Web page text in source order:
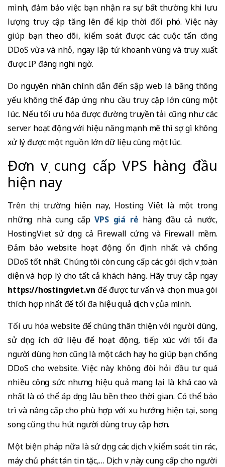
mình, đảm bảo việc bạn nhận ra sự bất thường khi lưu
lượng truy cập tăng lên để kịp thời đối phó. Việc này
giúp bạn theo dõi, kiểm soát được các cuộc tấn công
DDoS vừa và nhỏ, ngay lập tứ khoanh vùng và truy xuất
được IP đáng nghi ngờ.
Do nguyên nhân chính dẫn đến sập web là băng thông
yếu không thể đáp ứng nhu cầu truy cập lớn cùng một
lúc. Nếu tối ưu hóa được đường truyền tải cũng như các
server hoạt động với hiệu năng mạnh mẽ thì sợ gì không
xử lý được một nguồn lớn dữ liệu cùng một lúc.
Đơn vị cung cấp VPS hàng đầu
hiện nay
Trên thị trường hiện nay, Hosting Việt là một trong
những nhà cung cấpVPS giá rẻ hàng đầu cả nước,
HostingViet sử dụng cả Firewall cứng và Firewall mềm.
Đảm bảo website hoạt động ổn định nhất và chống
DDoS tốt nhất. Chúng tôi còn cung cấp các gói dịch vụ toàn
diện và hợp lý cho tất cả khách hàng. Hãy truy cập ngay
https://hostingviet.vn để được tư vấn và chọn mua gói
thích hợp nhất để tối đa hiệu quả dịch vụ của mình.
Tối ưu hóa website để chúng thân thiện với người dùng,
sử dụng ích dữ liệu để hoạt động, tiếp xúc với tối đa
người dùng hơn cũng là một cách hay ho giúp bạn chống
DDoS cho website. Việc này không đòi hỏi đầu tư quá
nhiều công sức nhưng hiệu quả mang lại là khá cao và
nhất là có thể áp dụng lâu bền theo thời gian. Có thể bảo
trì và nâng cấp cho phù hợp với xu hướng hiện tại, song
song cũng thu hút người dùng truy cập hơn.
Một biện pháp nữa là sử dụng các dịch vụ kiểm soát tin rác,
máy chủ phát tán tin tặc,… Dịch vụ này cung cấp cho người